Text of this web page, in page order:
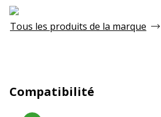
Tous les produits de la marque
Compatibilité